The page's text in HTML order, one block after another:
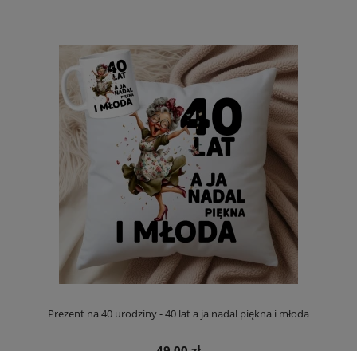
Prezent na 40 urodziny - 40 lat a ja nadal piękna i młoda